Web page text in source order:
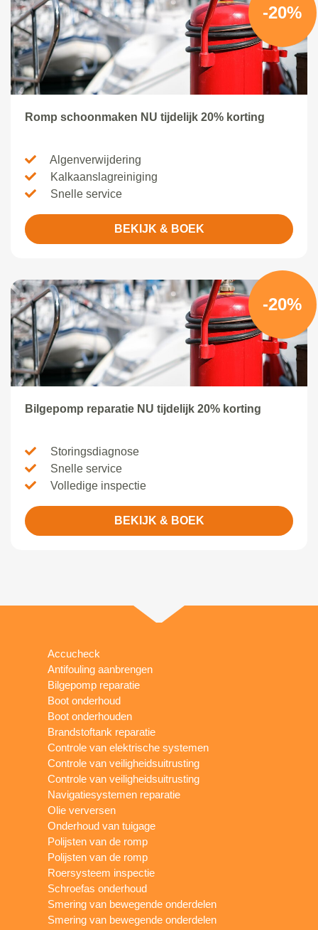
-20%
Romp schoonmaken NU tijdelijk 20% korting
Algenverwijdering
Kalkaanslagreiniging
Snelle service
BEKIJK & BOEK
-20%
Bilgepomp reparatie NU tijdelijk 20% korting
Storingsdiagnose
Snelle service
Volledige inspectie
BEKIJK & BOEK
Accucheck
Antifouling aanbrengen
Bilgepomp reparatie
Boot onderhoud
Boot onderhouden
Brandstoftank reparatie
Controle van elektrische systemen
Controle van veiligheidsuitrusting
Controle van veiligheidsuitrusting
Navigatiesystemen reparatie
Olie verversen
Onderhoud van tuigage
Polijsten van de romp
Polijsten van de romp
Roersysteem inspectie
Schroefas onderhoud
Smering van bewegende onderdelen
Smering van bewegende onderdelen